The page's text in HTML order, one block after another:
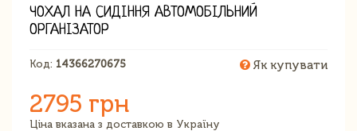
ЧОХАЛ НА СИДІННЯ АВТОМОБІЛЬНИЙ
ОРГАНІЗАТОР
Код: 14366270675 Як купувати
2795 грн
Ціна вказана з доставкою в Україну